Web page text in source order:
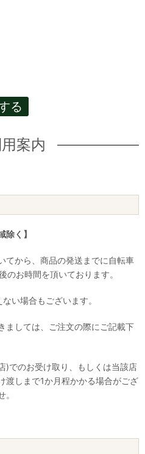
る
案内
く】
てから、商品の発送までに自転車
のお時間を頂いております。
い場合もございます。
ましては、ご注文の際にご記載下
)でのお受け取り、もしくは当該店
渡しまで1か月程かかる場合がござ